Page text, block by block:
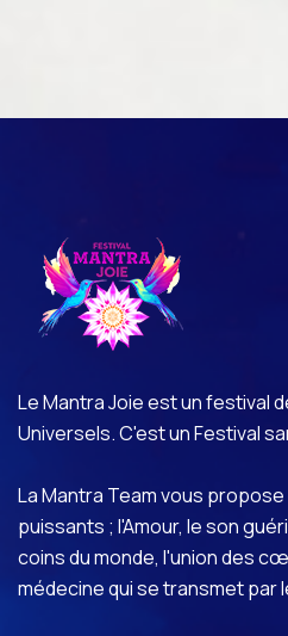
Le Mantra Joie est un festival
Universels. C'est un Festival
La Mantra Team vous
puissants ; l'Amour, le son
coins du monde, l'union des
médecine qui se transmet par